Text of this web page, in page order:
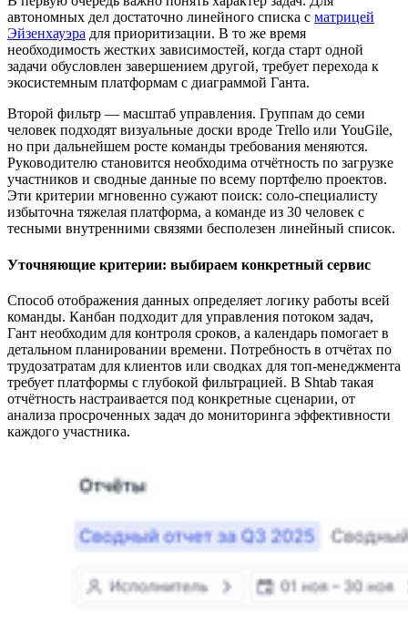
автономных дел достаточно линейного списка с матрицей
Эйзенхауэра для приоритизации. В то же время
необходимость жестких зависимостей, когда старт одной
задачи обусловлен завершением другой, требует перехода к
экосистемным платформам с диаграммой Ганта.
Второй фильтр — масштаб управления. Группам до семи
человек подходят визуальные доски вроде Trello или YouGile,
но при дальнейшем росте команды требования меняются.
Руководителю становится необходима отчётность по загрузке
участников и сводные данные по всему портфелю проектов.
Эти критерии мгновенно сужают поиск: соло-специалисту
избыточна тяжелая платформа, а команде из 30 человек с
тесными внутренними связями бесполезен линейный список.
Уточняющие критерии: выбираем конкретный сервис
Способ отображения данных определяет логику работы всей
команды. Канбан подходит для управления потоком задач,
Гант необходим для контроля сроков, а календарь помогает в
детальном планировании времени. Потребность в отчётах по
трудозатратам для клиентов или сводках для топ-менеджмента
требует платформы с глубокой фильтрацией. В Shtab такая
отчётность настраивается под конкретные сценарии, от
анализа просроченных задач до мониторинга эффективности
каждого участника.